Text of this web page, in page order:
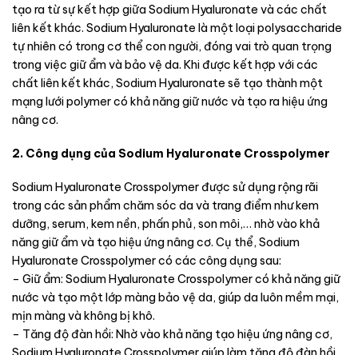
tạo ra từ sự kết hợp giữa Sodium Hyaluronate và các chất
liên kết khác. Sodium Hyaluronate là một loại polysaccharide
tự nhiên có trong cơ thể con người, đóng vai trò quan trọng
trong việc giữ ẩm và bảo vệ da. Khi được kết hợp với các
chất liên kết khác, Sodium Hyaluronate sẽ tạo thành một
mạng lưới polymer có khả năng giữ nước và tạo ra hiệu ứng
nâng cơ.
2. Công dụng của Sodium Hyaluronate Crosspolymer
Sodium Hyaluronate Crosspolymer được sử dụng rộng rãi
trong các sản phẩm chăm sóc da và trang điểm như kem
dưỡng, serum, kem nền, phấn phủ, son môi,… nhờ vào khả
năng giữ ẩm và tạo hiệu ứng nâng cơ. Cụ thể, Sodium
Hyaluronate Crosspolymer có các công dụng sau:
– Giữ ẩm: Sodium Hyaluronate Crosspolymer có khả năng giữ
nước và tạo một lớp màng bảo vệ da, giúp da luôn mềm mại,
mịn màng và không bị khô.
– Tăng độ đàn hồi: Nhờ vào khả năng tạo hiệu ứng nâng cơ,